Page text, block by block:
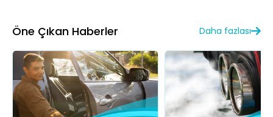
Öne Çıkan Haberler Daha fazlası